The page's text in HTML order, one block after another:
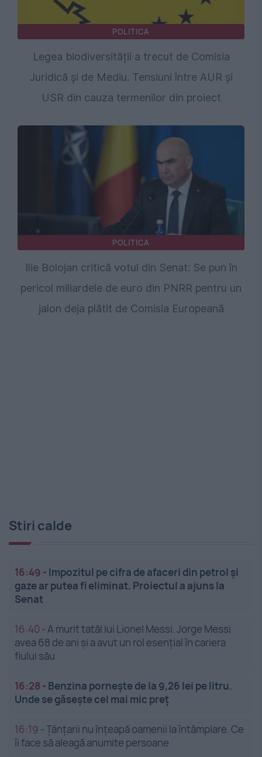
POLITICA
Legea biodiversității a trecut de Comisia
Juridică și de Mediu. Tensiuni între AUR și
USR din cauza termenilor din proiect
POLITICA
Ilie Bolojan critică votul din Senat: Se pun în
pericol miliardele de euro din PNRR pentru un
jalon deja plătit de Comisia Europeană
Stiri calde
16:49 - Impozitul pe cifra de afaceri din petrol și
gaze ar putea fi eliminat. Proiectul a ajuns la
Senat
16:40 - A murit tatăl lui Lionel Messi. Jorge Messi
avea 68 de ani și a avut un rol esențial în cariera
fiului său
16:28 - Benzina pornește de la 9,26 lei pe litru.
Unde se găsește cel mai mic preț
16:19 -Țânțarii nu înțeapă oamenii la întâmplare. Ce
îi face să aleagă anumite persoane